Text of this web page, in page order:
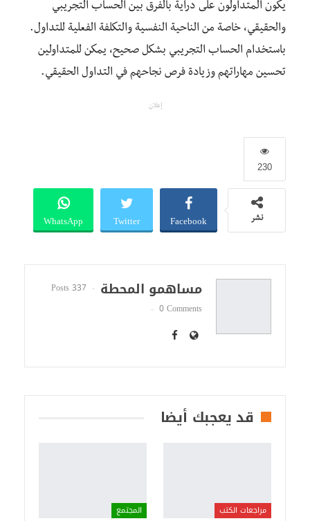
يكون المتداولون على دراية بالفرق بين الحساب التجريبي
والحقيقي، خاصة من الناحية النفسية والتكلفة الفعلية للتداول.
باستخدام الحساب التجريبي بشكل صحيح، يمكن للمتداولين
تحسين مهاراتهم وزيادة فرص نجاحهم في التداول الحقيقي.
إعلان
230
نشر Facebook
Twitter
WhatsApp
مساهمو المحطة
337 Posts
0 Comments
قد يعجبك أيضا
مراجعات الكتب المجتمع